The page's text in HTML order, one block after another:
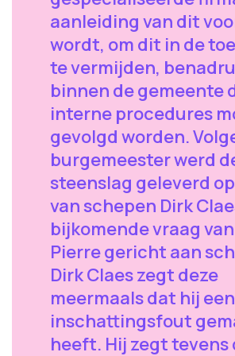
aanleiding van dit
wordt, om dit in de
te vermijden,
binnen de gemeente
interne procedures
gevolgd worden.
burgemeester werd
steenslag geleverd
van schepen Dirk
bijkomende vraag
Pierre gericht aan
Dirk Claes zegt deze
meermaals dat hij een
inschattingsfout
heeft. Hij zegt tevens